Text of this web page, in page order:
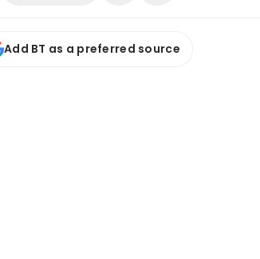
Add BT as a preferred source